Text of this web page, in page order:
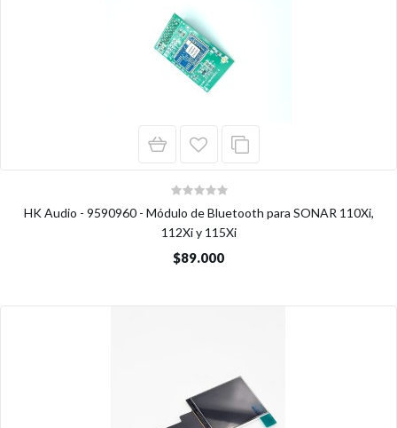
HK Audio - 9590960 - Módulo de Bluetooth para SONAR 110Xi,
112Xi y 115Xi
$89.000